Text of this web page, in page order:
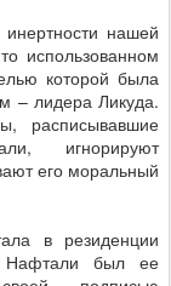
нашей
использованном
которой была
– лидера Ликуда.
расписывавшие
игнорируют
его моральный
в резиденции
Нафтали был ее